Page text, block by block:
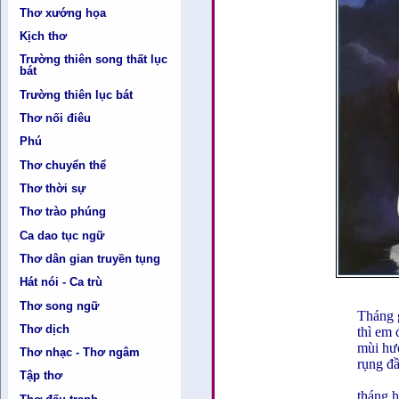
Thơ xướng họa
Kịch thơ
Trường thiên song thất lục
bát
Trường thiên lục bát
Thơ nối điêu
Phú
Thơ chuyển thể
Thơ thời sự
Thơ trào phúng
Ca dao tục ngữ
Thơ dân gian truyền tụng
Hát nói - Ca trù
Thơ song ngữ
Thơ dịch
Thơ nhạc - Thơ ngâm
Tập thơ
Tháng
thì em
mùi
rụng
tháng